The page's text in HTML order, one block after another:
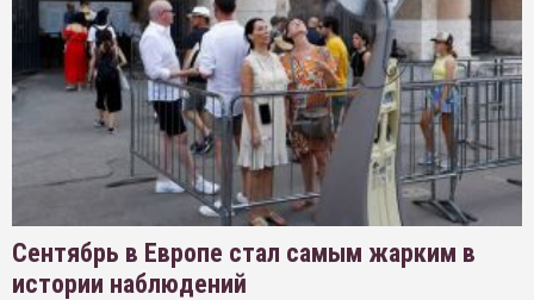
Сентябрь в Европе стал самым жарким в
истории наблюдений